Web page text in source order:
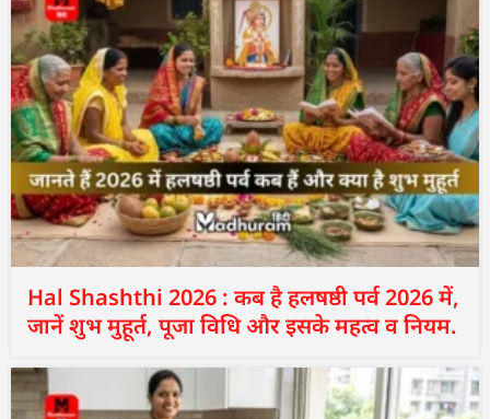
Hal Shashthi 2026 : कब है हलषष्ठी पर्व 2026 में,
जानें शुभ मुहूर्त, पूजा विधि और इसके महत्व व नियम.